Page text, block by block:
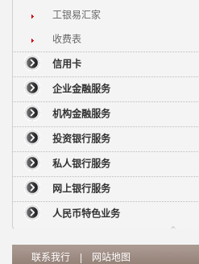
工银易汇家
收费表
信用卡
企业金融服务
机构金融服务
投资银行服务
私人银行服务
网上银行服务
人民币特色业务
联系我行 网站地图